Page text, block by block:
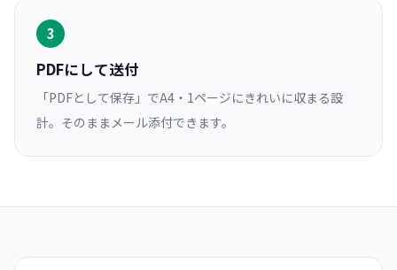
3
PDFにして送付
「PDFとして保存」でA4・1ページにきれいに収まる設
計。そのままメール添付できます。